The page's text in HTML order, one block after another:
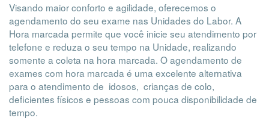
Visando maior conforto e agilidade, oferecemos o
agendamento do seu exame nas Unidades do Labor. A
Hora marcada permite que você inicie seu atendimento por
telefone e reduza o seu tempo na Unidade, realizando
somente a coleta na hora marcada. O agendamento de
exames com hora marcada é uma excelente alternativa
para o atendimento de idosos, crianças de colo,
deficientes físicos e pessoas com pouca disponibilidade de
tempo.